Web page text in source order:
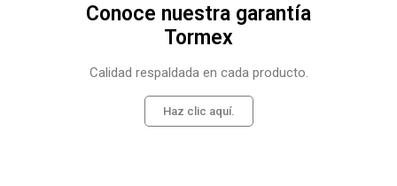
Conoce nuestra garantía
Tormex
Calidad respaldada en cada producto.
Haz clic aquí.